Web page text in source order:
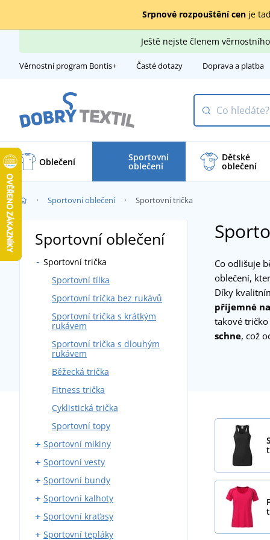
Srpnové rozpouštění cenje
Ještě nejste členem
Věrnostní program Bontis+ Časté dotazy Doprava a platba
Oblečení Sportovní
oblečení
Dětské
oblečení
Sportovní oblečení Sportovní trička
Co odlišuje
oblečení,
Díky
příjemné
takové
schne, což
Sportovní oblečení
Sportovní trička
Sportovní tílka
Sportovní trička bez rukávů
Sportovní trička s krátkým
rukávem
Sportovní trička s dlouhým
rukávem
Běžecká trička
Fitness trička
Cyklistická trička
Sportovní topy
Sportovní mikiny
Sportovní mikiny na zip
Sportovní mikiny přes hlavu
Sportovní vesty
Softshellové sportovní vesty
Outdoorové vesty
Sportovní bundy
Sportovní softshellové bundy
Sportovní prošívané bundy
Běžecké bundy
Sportovní kalhoty
Běžecké kalhoty
Elastické kalhoty
Sportovní kraťasy
Běžecké kraťasy
Sportovní tepláky